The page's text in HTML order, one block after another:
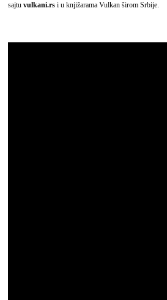
sajtu vulkani.rsi u knjižarama Vulkan širom Srbije.